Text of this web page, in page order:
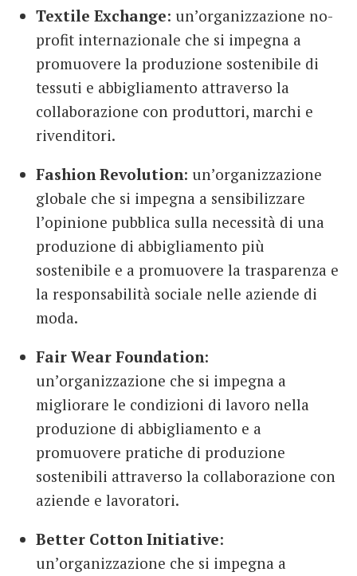
Textile Exchange: un’organizzazione no-
profit internazionale che si impegna a
promuovere la produzione sostenibile di
tessuti e abbigliamento attraverso la
collaborazione con produttori, marchi e
rivenditori.
Fashion Revolution: un’organizzazione
globale che si impegna a sensibilizzare
l’opinione pubblica sulla necessità di una
produzione di abbigliamento più
sostenibile e a promuovere la trasparenza e
la responsabilità sociale nelle aziende di
moda.
Fair Wear Foundation:
un’organizzazione che si impegna a
migliorare le condizioni di lavoro nella
produzione di abbigliamento e a
promuovere pratiche di produzione
sostenibili attraverso la collaborazione con
aziende e lavoratori.
Better Cotton Initiative:
un’organizzazione che si impegna a